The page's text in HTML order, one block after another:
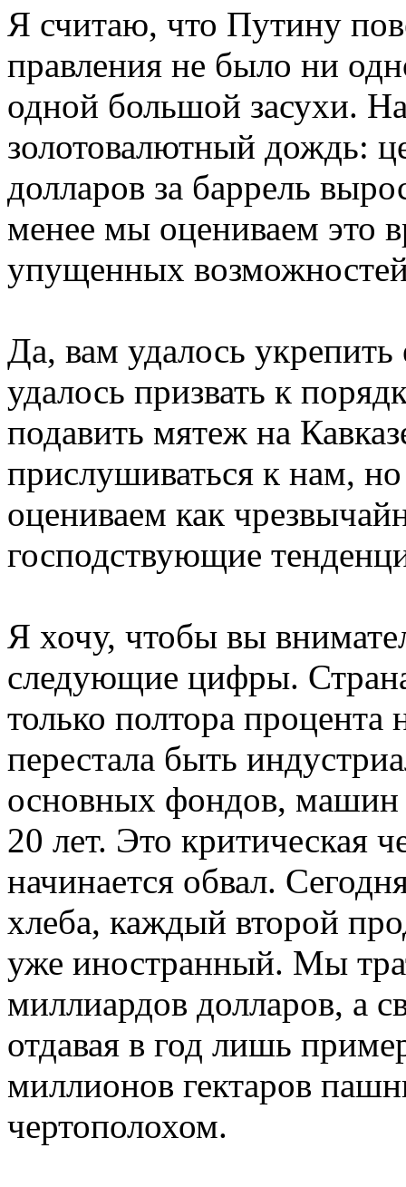
Я считаю, что Путину
правления не было ни
одной большой засухи.
золотовалютный дождь:
долларов за баррель
менее мы оцениваем это
упущенных
Да, вам удалось
удалось призвать к
подавить мятеж на
прислушиваться к нам,
оцениваем как
господствующие
Я хочу, чтобы вы
следующие цифры.
только полтора
перестала быть
основных фондов, машин
20 лет. Это критическая
начинается обвал.
хлеба, каждый второй
уже иностранный. Мы
миллиардов долларов, а
отдавая в год лишь
миллионов гектаров
чертополохом.